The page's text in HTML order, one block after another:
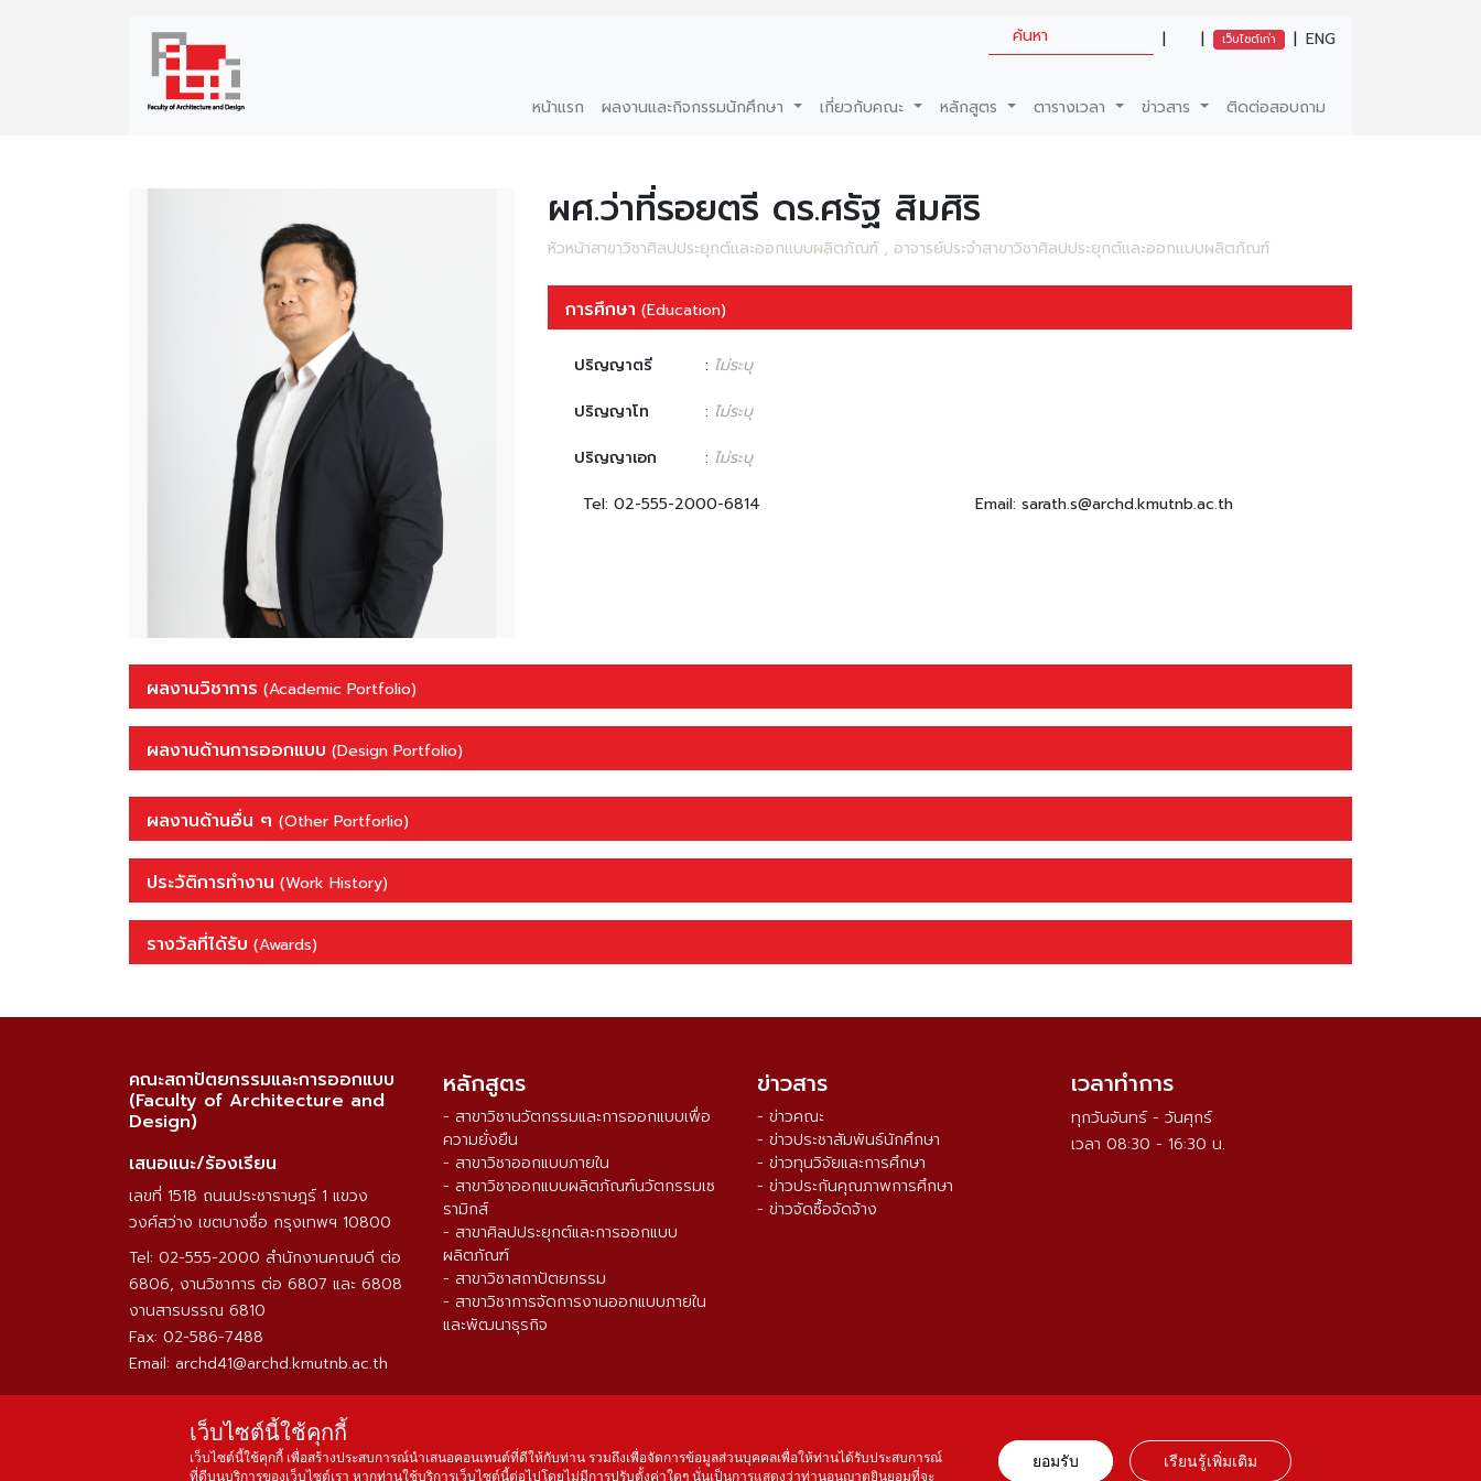
| | เว็บไซต์เก่า | ENG
หน้าแรก ผลงานและกิจกรรมนักศึกษา เกี่ยวกับคณะ หลักสูตร ตารางเวลา ข่าวสาร ติดต่อสอบถาม
ผศ.ว่าที่รอยตรี ดร.ศรัฐ สิมศิริ
หัวหน้าสาขาวิชาศิลปประยุกต์และออกแบบผลิตภัณฑ์ , อาจารย์ประจำสาขาวิชาศิลปประยุกต์และออกแบบผลิตภัณฑ์
การศึกษา (Education)
ปริญญาตรี : ไม่ระบุ
ปริญญาโท
: ไม่ระบุ
ปริญญาเอก
: ไม่ระบุ
Tel: 02-555-2000-6814
Email: sarath.s@archd.kmutnb.ac.th
ผลงานวิชาการ (Academic Portfolio)
ผลงานด้านการออกแบบ (Design Portfolio)
ผลงานด้านอื่น ๆ (Other Portforlio)
ประวัติการทำงาน (Work History)
รางวัลที่ได้รับ (Awards)
คณะสถาปัตยกรรมและการออกแบบ
(Faculty of Architecture and
Design)
เสนอแนะ/ร้องเรียน
เลขที่ 1518 ถนนประชาราษฎร์ 1 แขวง
วงศ์สว่าง เขตบางซื่อ กรุงเทพฯ 10800
Tel: 02-555-2000 สำนักงานคณบดี ต่อ
6806, งานวิชาการ ต่อ 6807 และ 6808
งานสารบรรณ 6810
Fax: 02-586-7488
Email: archd41@archd.kmutnb.ac.th
หลักสูตร
- สาขาวิชานวัตกรรมและการออกแบบเพื่อ
ความยั่งยืน
- สาขาวิชาออกแบบภายใน
- สาขาวิชาออกแบบผลิตภัณฑ์นวัตกรรมเซ
รามิกส์
- สาขาศิลปประยุกต์และการออกแบบ
ผลิตภัณฑ์
- สาขาวิชาสถาปัตยกรรม
- สาขาวิชาการจัดการงานออกแบบภายใน
และพัฒนาธุรกิจ
ข่าวสาร
- ข่าวคณะ
- ข่าวประชาสัมพันธ์นักศึกษา
- ข่าวทุนวิจัยและการศึกษา
- ข่าวประกันคุณภาพการศึกษา
- ข่าวจัดซื้อจัดจ้าง
เวลาทำการ
ทุกวันจันทร์ - วันศุกร์
เวลา 08:30 - 16:30 น.
เว็บไซต์นี้ใช้คุกกี้
เว็บไซต์นี้ใช้คุกกี้ เพื่อสร้างประสบการณ์นำเสนอคอนเทนต์ที่ดีให้กับท่าน รวมถึงเพื่อจัดการข้อมูลส่วนบุคคลเพื่อให้ท่านได้รับประสบการณ์
ที่ดีบนบริการของเว็บไซต์เรา หากท่านใช้บริการเว็บไซต์นี้ต่อไปโดยไม่มีการปรับตั้งค่าใดๆ นั่นเป็นการแสดงว่าท่านอนุญาตยินยอมที่จะ
ยอมรับ เรียนรู้เพิ่มเติม